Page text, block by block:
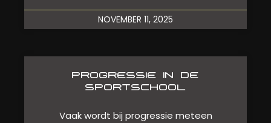
NOVEMBER 11, 2025
PROGRESSIE IN DE
SPORTSCHOOL
Vaak wordt bij progressie meteen